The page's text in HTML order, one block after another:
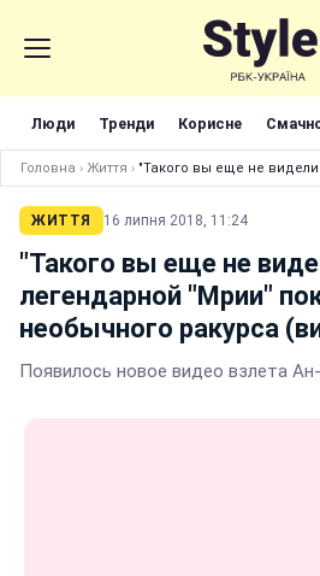
Люди Тренди Корисне
Головна › Життя › "Такого вы еще не
ЖИТТЯ 16 липня 2018, 11:24
"Такого вы еще не
легендарной "Мрии"
необычного ракурса
Появилось новое видео взлета